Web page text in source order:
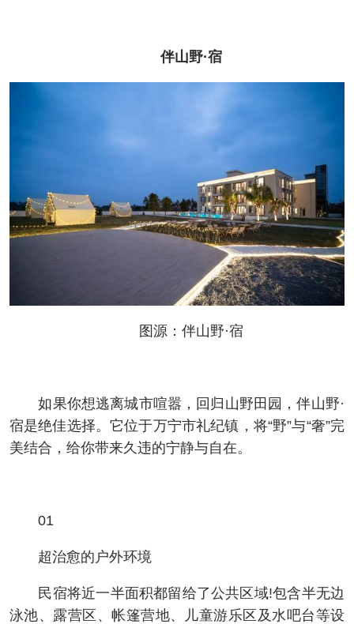
伴山野·宿
图源：伴山野·宿
如果你想逃离城市喧嚣，回归山野田园，伴山野·
宿是绝佳选择。它位于万宁市礼纪镇，将“野”与“奢”完
美结合，给你带来久违的宁静与自在。
01
超治愈的户外环境
民宿将近一半面积都留给了公共区域!包含半无边
泳池、露营区、帐篷营地、儿童游乐区及水吧台等设